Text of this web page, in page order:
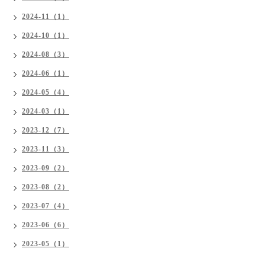
2024-11（1）
2024-10（1）
2024-08（3）
2024-06（1）
2024-05（4）
2024-03（1）
2023-12（7）
2023-11（3）
2023-09（2）
2023-08（2）
2023-07（4）
2023-06（6）
2023-05（1）